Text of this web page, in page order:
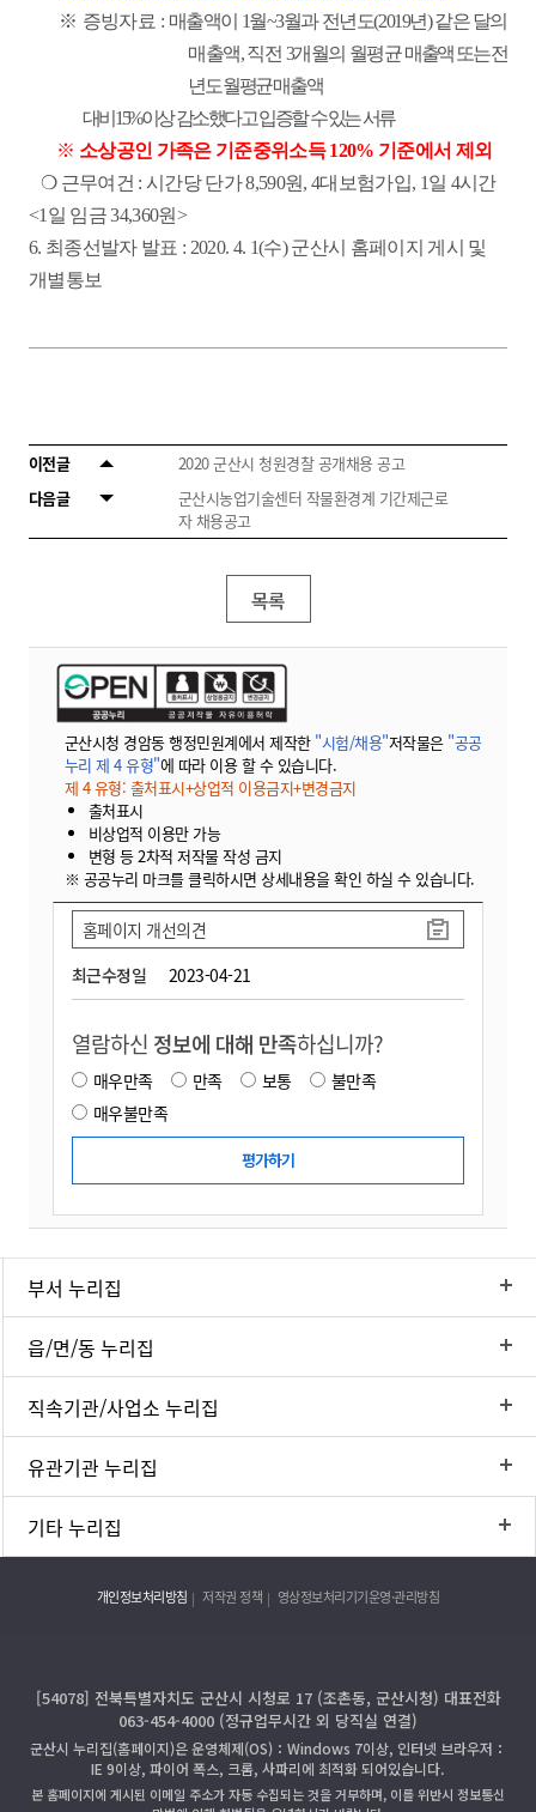
※ 증빙자료 : 매출액이 1월~3월과 전년도(2019년)같은 달의
매출액,직전 3개월의 월평균매출액 또는 전
년도 월평균 매출액
대비 15%이상 감소했다고 입증할 수 있는 서류
※ 소상공인 가족은 기준중위소득120% 기준에서 제외
❍ 근무여건 : 시간당 단가8,590원, 4대보험가입, 1일 4시간
<1 일 임금34,360원>
6. 최종선발자 발표 : 2020. 4. 1(수) 군산시 홈페이지 게시 및
개별통보
이전글
2020 군산시 청원경찰 공개채용 공고
다음글
군산시농업기술센터 작물환경계 기간제근로
자 채용공고
목록
군산시청 경암동 행정민원계에서 제작한 "시험/채용"저작물은 "공공
누리 제 4 유형"에 따라 이용 할 수 있습니다.
제 4 유형: 출처표시+상업적 이용금지+변경금지
출처표시
비상업적 이용만 가능
변형 등 2차적 저작물 작성 금지
※ 공공누리 마크를 클릭하시면 상세내용을 확인 하실 수 있습니다.
최근수정일 2023-04-21
홈페이지 개선의견
열람하신 정보에 대해 만족하십니까?
매우만족 만족 보통
불만족
매우불만족
부서 누리집
읍/면/동 누리집
직속기관/사업소 누리집
유관기관 누리집
기타 누리집
개인정보처리방침 저작권 정책 영상정보처리기기운영·관리방침
[54078] 전북특별자치도 군산시 시청로 17 (조촌동, 군산시청) 대표전화
063-454-4000 (정규업무시간 외 당직실 연결)
군산시 누리집(홈페이지)은 운영체제(OS)：Windows 7이상, 인터넷 브라우저：
IE 9이상, 파이어 폭스, 크롬, 사파리에 최적화 되어있습니다.
본 홈페이지에 게시된 이메일 주소가 자동 수집되는 것을 거부하며, 이를 위반시 정보통신